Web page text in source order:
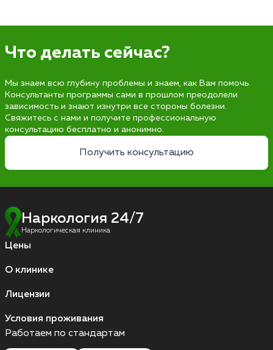
Что делать сейчас?
Мы знаем всю глубину проблемы и знаем, как Вам помочь.
Консультанты программы сами в прошлом преодолели
зависимость и знают изнутри все стороны болезни.
Свяжитесь с нами и получите профессиональную
консультацию бесплатно и анонимно.
Получить консультацию
Наркология 24/7
Наркологическая клиника
Цены
О клинике
Лицензии
Условия проживания
Работаем по стандартам